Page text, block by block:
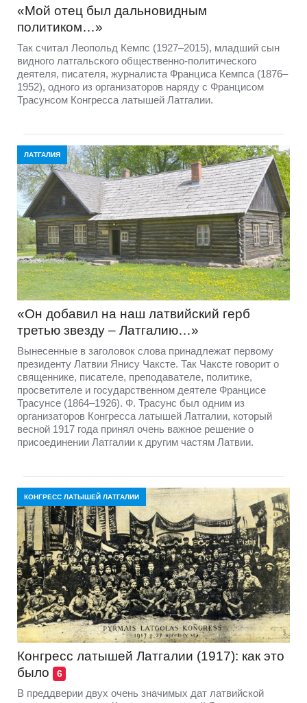
«Мой отец был дальновидным
политиком…»
Так считал Леопольд Кемпс (1927–2015), младший сын
видного латгальского общественно-политического
деятеля, писателя, журналиста Франциса Кемпса (1876–
1952), одного из организаторов наряду с Францисом
Трасунсом Конгресса латышей Латгалии.
ЛАТГАЛИЯ
«Он добавил на наш латвийский герб
третью звезду – Латгалию…»
Вынесенные в заголовок слова принадлежат первому
президенту Латвии Янису Чаксте. Так Чаксте говорит о
священнике, писателе, преподавателе, политике,
просветителе и государственном деятеле Францисе
Трасунсе (1864–1926). Ф. Трасунс был одним из
организаторов Конгресса латышей Латгалии, который
весной 1917 года принял очень важное решение о
присоединении Латгалии к другим частям Латвии.
КОНГРЕСС ЛАТЫШЕЙ ЛАТГАЛИИ
Конгресс латышей Латгалии (1917): как это
было
6
В преддверии двух очень значимых дат латвийской